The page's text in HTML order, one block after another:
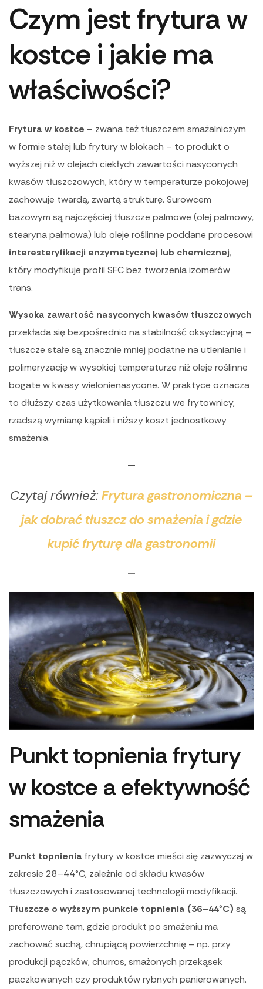
Czym jest frytura w
kostce i jakie ma
właściwości?
Frytura w kostce – zwana też tłuszczem smażalniczym
w formie stałej lub frytury w blokach – to produkt o
wyższej niż w olejach ciekłych zawartości nasyconych
kwasów tłuszczowych, który w temperaturze pokojowej
zachowuje twardą, zwartą strukturę. Surowcem
bazowym są najczęściej tłuszcze palmowe (olej palmowy,
stearyna palmowa) lub oleje roślinne poddane procesowi
interesteryfikacji enzymatycznej lub chemicznej,
który modyfikuje profil SFC bez tworzenia izomerów
trans.
Wysoka zawartość nasyconych kwasów tłuszczowych
przekłada się bezpośrednio na stabilność oksydacyjną –
tłuszcze stałe są znacznie mniej podatne na utlenianie i
polimeryzację w wysokiej temperaturze niż oleje roślinne
bogate w kwasy wielonienasycone. W praktyce oznacza
to dłuższy czas użytkowania tłuszczu we frytownicy,
rzadszą wymianę kąpieli i niższy koszt jednostkowy
smażenia.
—
Czytaj również: Frytura gastronomiczna –
jak dobrać tłuszcz do smażenia i gdzie
kupić fryturę dla gastronomii
—
Punkt topnienia frytury
w kostce a efektywność
smażenia
Punkt topnienia frytury w kostce mieści się zazwyczaj w
zakresie 28–44°C, zależnie od składu kwasów
tłuszczowych i zastosowanej technologii modyfikacji.
Tłuszcze o wyższym punkcie topnienia (36–44°C) są
preferowane tam, gdzie produkt po smażeniu ma
zachować suchą, chrupiącą powierzchnię – np. przy
produkcji pączków, churros, smażonych przekąsek
paczkowanych czy produktów rybnych panierowanych.